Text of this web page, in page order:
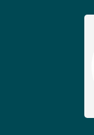
Internação
Clinica de
Clinica de
Casa de
Clinica de
Clinica de
Clinica de